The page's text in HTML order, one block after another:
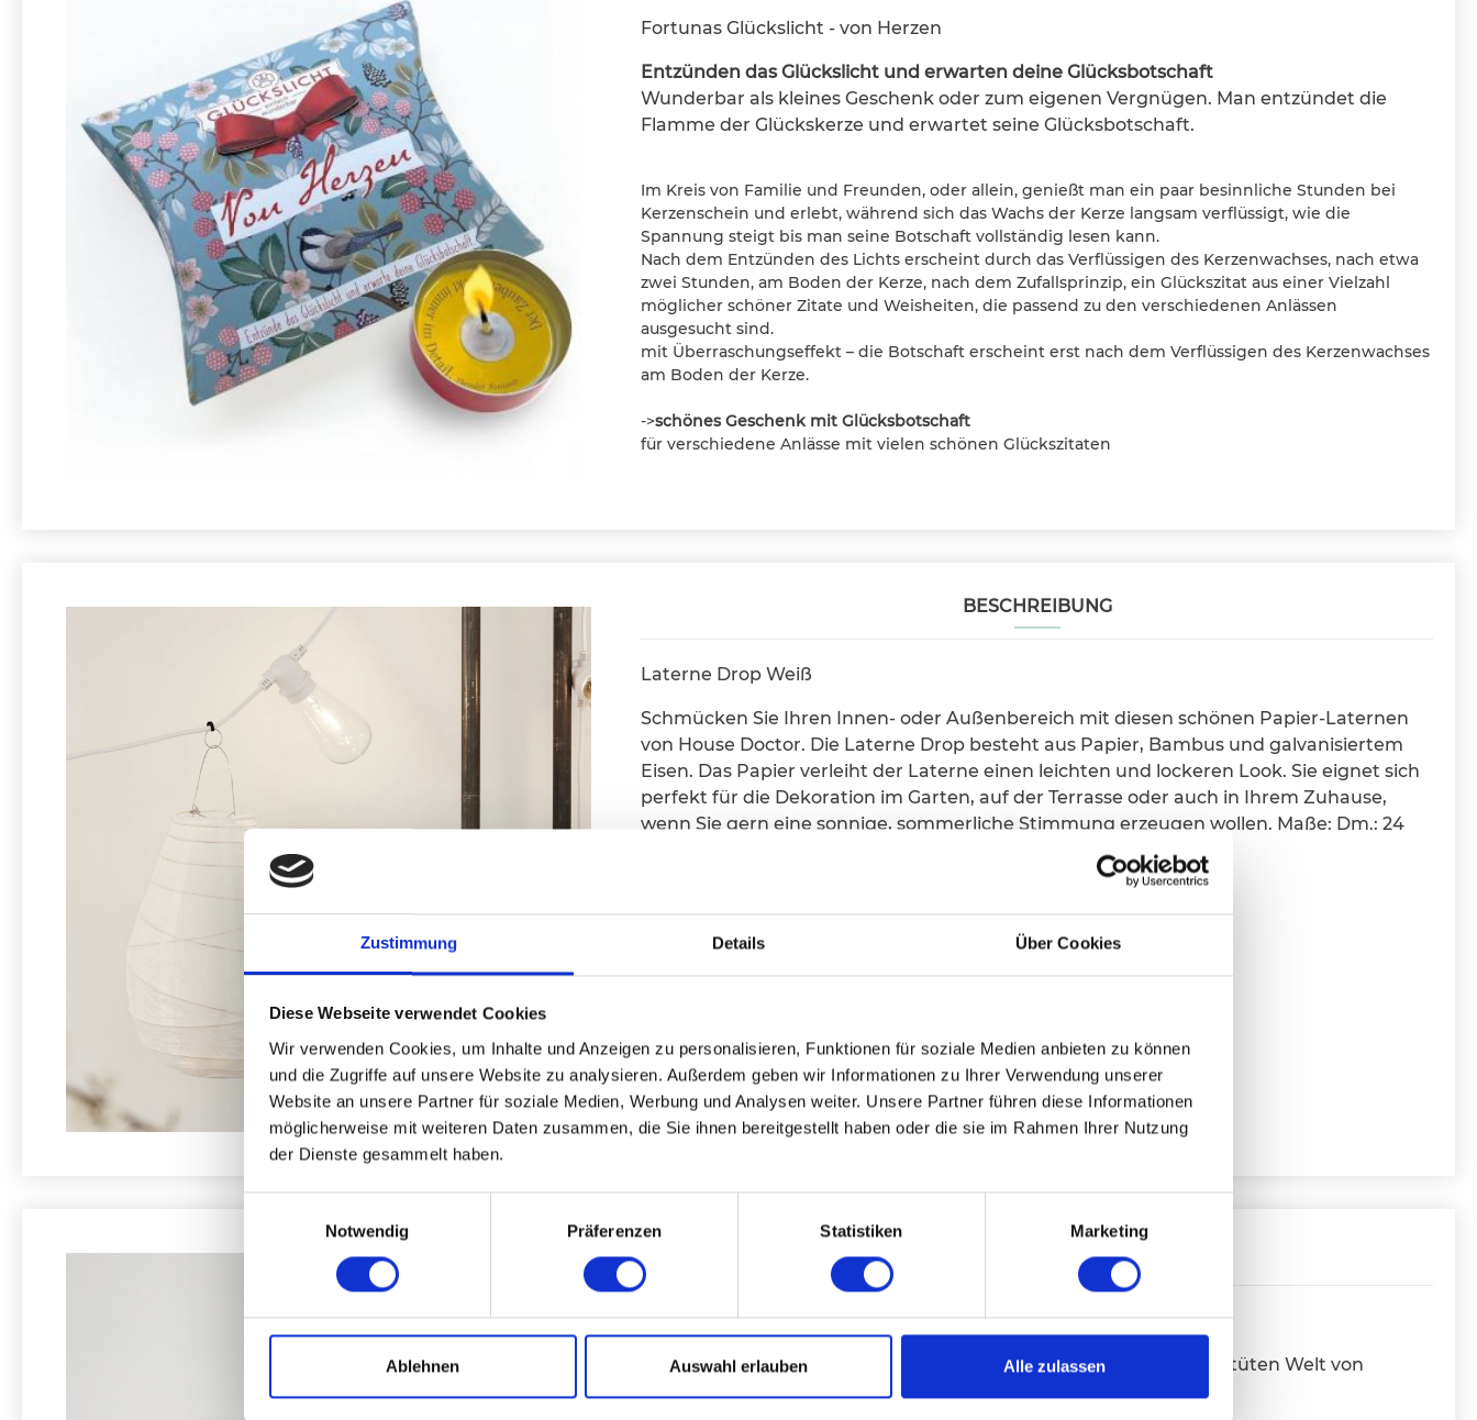
Zustimmung Details Über Cookies
Diese Webseite verwendet Cookies
Wir verwenden Cookies, um Inhalte und Anzeigen zu personalisieren, Funktionen für soziale Medien anbieten zu können
und die Zugriffe auf unsere Website zu analysieren. Außerdem geben wir Informationen zu Ihrer Verwendung unserer
Website an unsere Partner für soziale Medien, Werbung und Analysen weiter. Unsere Partner führen diese Informationen
möglicherweise mit weiteren Daten zusammen, die Sie ihnen bereitgestellt haben oder die sie im Rahmen Ihrer Nutzung
der Dienste gesammelt haben.
Notwendig
Präferenzen Statistiken Marketing
Ablehnen Auswahl erlauben Alle zulassen
Fortunas Glückslicht - von Herzen
Entzünden das Glückslicht und erwarten deine Glücksbotschaft
Wunderbar als kleines Geschenk oder zum eigenen Vergnügen. Man entzündet die
Flamme der Glückskerze und erwartet seine Glücksbotschaft.
Im Kreis von Familie und Freunden, oder allein, genießt man ein paar besinnliche Stunden bei
Kerzenschein und erlebt, während sich das Wachs der Kerze langsam verflüssigt, wie die
Spannung steigt bis man seine Botschaft vollständig lesen kann.
Nach dem Entzünden des Lichts erscheint durch das Verflüssigen des Kerzenwachses, nach etwa
zwei Stunden, am Boden der Kerze, nach dem Zufallsprinzip, ein Glückszitat aus einer Vielzahl
möglicher schöner Zitate und Weisheiten, die passend zu den verschiedenen Anlässen
ausgesucht sind.
mit Überraschungseffekt – die Botschaft erscheint erst nach dem Verflüssigen des Kerzenwachses
am Boden der Kerze.
->schönes Geschenk mit Glücksbotschaft
für verschiedene Anlässe mit vielen schönen Glückszitaten
BESCHREIBUNG
Laterne Drop Weiß
Schmücken Sie Ihren Innen- oder Außenbereich mit diesen schönen Papier-Laternen
von House Doctor. Die Laterne Drop besteht aus Papier, Bambus und galvanisiertem
Eisen. Das Papier verleiht der Laterne einen leichten und lockeren Look. Sie eignet sich
perfekt für die Dekoration im Garten, auf der Terrasse oder auch in Ihrem Zuhause,
wenn Sie gern eine sonnige, sommerliche Stimmung erzeugen wollen. Maße: Dm.: 24
BESCHREIBUNG
Geschenketüte-Surprise - natur
Willkommen in der wunderbaren ...surprise, surprise... Geschenketüten Welt von
pacster!